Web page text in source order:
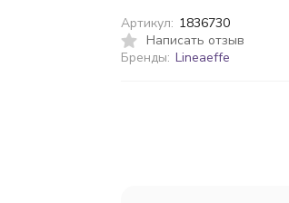
Написать отзыв
Бренды: Lineaeffe
Артикул: 1836730